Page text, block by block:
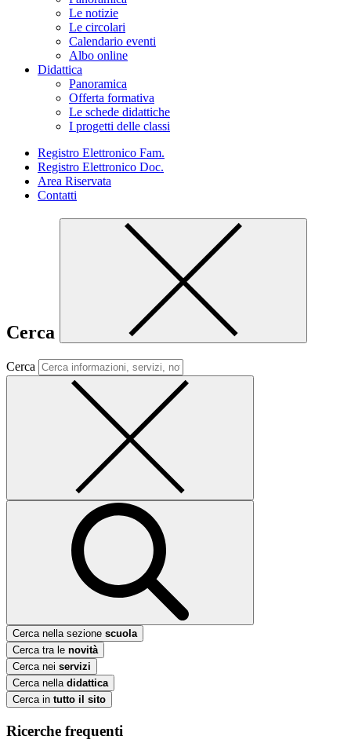
Le notizie
Le circolari
Calendario eventi
Albo online
Didattica
Panoramica
Offerta formativa
Le schede didattiche
I progetti delle classi
Registro Elettronico Fam.
Registro Elettronico Doc.
Area Riservata
Contatti
Cerca
Cerca
Cerca nella sezione scuola
Cerca tra le novità
Cerca nei servizi
Cerca nella didattica
Cerca in tutto il sito
Ricerche frequenti